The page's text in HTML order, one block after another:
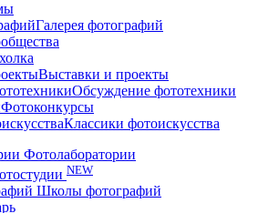
Галерея фотографий
Выставки и проекты
Обсуждение фототехники
Фотоконкурсы
Классики фотоискусства
Фотолаборатории
NEW
Школы фотографий